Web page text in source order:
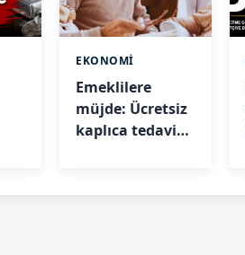
EKONOMİ
Emeklilere
müjde: Ücretsiz
kaplıca tedavisi